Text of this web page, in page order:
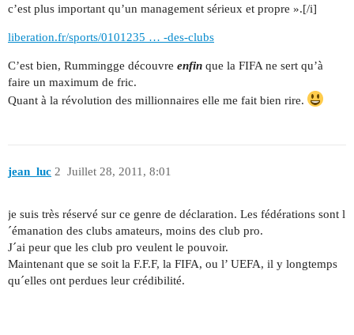
c’est plus important qu’un management sérieux et propre ».[/i]
liberation.fr/sports/0101235 … -des-clubs
C’est bien, Rummingge découvre enfin que la FIFA ne sert qu’à
faire un maximum de fric.
Quant à la révolution des millionnaires elle me fait bien rire.
jean_luc Juillet 28, 2011, 8:01
2
je suis très réservé sur ce genre de déclaration. Les fédérations sont l
´émanation des clubs amateurs, moins des club pro.
J´ai peur que les club pro veulent le pouvoir.
Maintenant que se soit la F.F.F, la FIFA, ou l’ UEFA, il y longtemps
qu´elles ont perdues leur crédibilité.